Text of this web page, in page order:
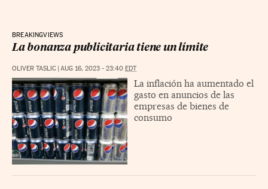
BREAKINGVIEWS
La bonanza publicitaria tiene un límite
OLIVER TASLIC AUG 16, 2023 - 23:40 EDT
La inflación ha aumentado el
gasto en anuncios de las
empresas de bienes de
consumo